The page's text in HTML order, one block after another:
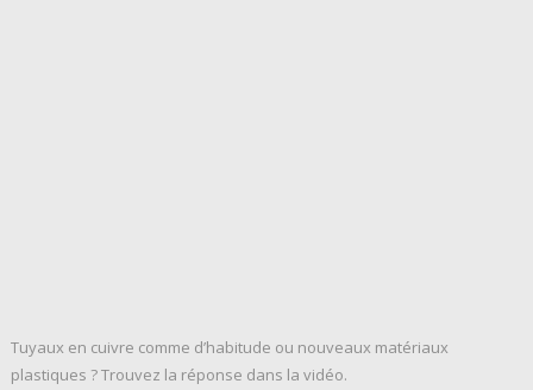
Tuyaux en cuivre comme d’habitude ou nouveaux matériaux
plastiques ? Trouvez la réponse dans la vidéo.